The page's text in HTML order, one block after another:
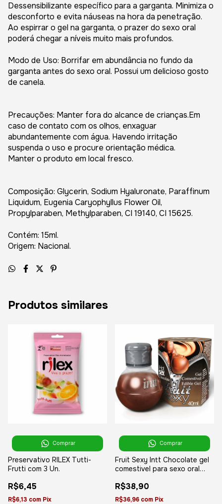
Dessensibilizante específico para a garganta. Minimiza o
desconforto e evita náuseas na hora da penetração.
Ao espirrar o gel na garganta, o prazer do sexo oral
poderá chegar a níveis muito mais profundos.
Modo de Uso: Borrifar em abundância no fundo da
garganta antes do sexo oral. Possui um delicioso gosto
de canela.
Precauções: Manter fora do alcance de crianças.Em
caso de contato com os olhos, enxaguar
abundantemente com água. Havendo irritação
suspenda o uso e procure orientação médica.
Manter o produto em local fresco.
Composição: Glycerin, Sodium Hyaluronate, Paraffinum
Liquidum, Eugenia Caryophyllus Flower Oil,
Propylparaben, Methylparaben, CI 19140, CI 15625.
Contém: 15ml.
Origem: Nacional.
Produtos similares
Comprar
Preservativo RILEX Tutti-
Frutti com 3 Un.
R$6,45
R$6,13 com Pix
Comprar
Fruit Sexy Intt Chocolate gel
comestivel para sexo oral
R$38,90
R$36,96 com Pix